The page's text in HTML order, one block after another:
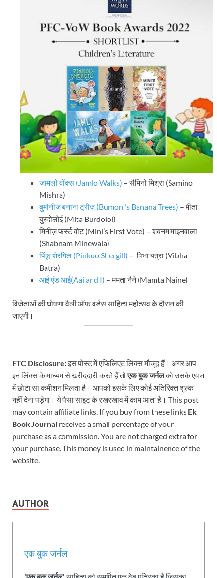
जामलो वॉक्स (Jamlo Walks) – सैमिनो मिश्रा (Samino
Mishra)
बुमोनीज बनाना ट्रीज़ (Bumoni’s Banana Trees) – मीता
बुरदोलोई (Mita Burdoloi)
मिनीज़ फर्स्ट वोट (Mini’s First Vote) – शबनम माइनवाला
(Shabnam Minewala)
पिंकू शेरगिल (Pinkoo Shergill) – विभा बत्रा (Vibha
Batra)
आई एंड आई(Aai and I) – ममता नैने (Mamta Naine)
विजेताओं की घोषणा वैली ऑफ वर्डस साहित्य महोत्सव के दौरान की
जाएगी।
FTC Disclosure:इस पोस्ट में एफिलिएट लिंक्स मौजूद हैं। अगर आप
इन लिंक्स के माध्यम से खरीददारी करते हैं तोएक बुक जर्नलको उसके एवज
में छोटा सा कमीशन मिलता है। आपको इसके लिए कोई अतिरिक्त शुल्क
नहीं देना पड़ेगा। ये पैसा साइट के रखरखाव में काम आता है। This post
may contain affiliate links. If you buy from these links Ek
Book Journal receives a small percentage of your
purchase as a commission. You are not charged extra for
your purchase. This money is used in maintainence of the
website.
AUTHOR
एक बुक जर्नल